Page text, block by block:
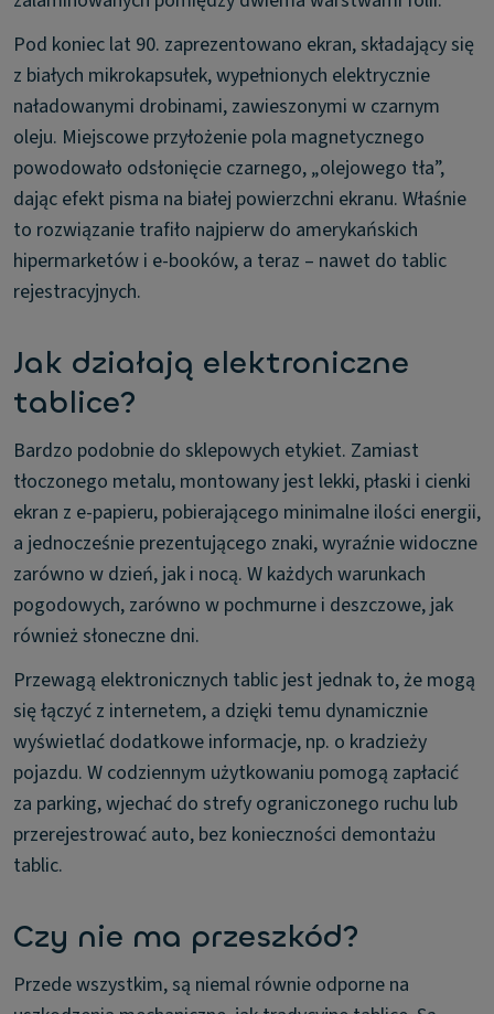
Pod koniec lat 90. zaprezentowano ekran, składający się
z białych mikrokapsułek, wypełnionych elektrycznie
naładowanymi drobinami, zawieszonymi w czarnym
oleju. Miejscowe przyłożenie pola magnetycznego
powodowało odsłonięcie czarnego, „olejowego tła”,
dając efekt pisma na białej powierzchni ekranu. Właśnie
to rozwiązanie trafiło najpierw do amerykańskich
hipermarketów i e-booków, a teraz – nawet do tablic
rejestracyjnych.
Jak działają elektroniczne
tablice?
Bardzo podobnie do sklepowych etykiet. Zamiast
tłoczonego metalu, montowany jest lekki, płaski i cienki
ekran z e-papieru, pobierającego minimalne ilości energii,
a jednocześnie prezentującego znaki, wyraźnie widoczne
zarówno w dzień, jak i nocą. W każdych warunkach
pogodowych, zarówno w pochmurne i deszczowe, jak
również słoneczne dni.
Przewagą elektronicznych tablic jest jednak to, że mogą
się łączyć z internetem, a dzięki temu dynamicznie
wyświetlać dodatkowe informacje, np. o kradzieży
pojazdu. W codziennym użytkowaniu pomogą zapłacić
za parking, wjechać do strefy ograniczonego ruchu lub
przerejestrować auto, bez konieczności demontażu
tablic.
Czy nie ma przeszkód?
Przede wszystkim, są niemal równie odporne na